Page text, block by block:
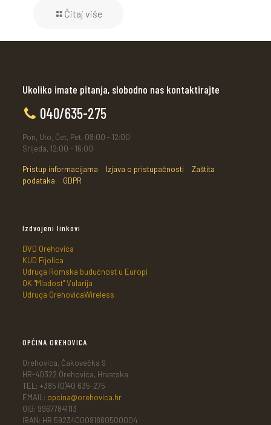
Čitaj više
Ukoliko imate pitanja, slobodno nas kontaktirajte
040/635-275
Pon, Uto, Čet, Pet, 08:00 - 12:00
Srijeda, 12:00 - 16:00
Pristup informacijama Izjava o pristupačnosti
Zaštita
podataka
GDPR
Izdvojeni linkovi
DVD Orehovica
KUD Fijolica
Udruga Romska budućnost u Europi
OK "Mladost" Vularija
Udruga OrehovicaWireless
OPĆINA OREHOVICA
Orehovica, Čakovečka 9
HR-40322 Orehovica, Hrvatska
TEL: +385 (0)40 635-275
EMAIL: opcina@orehovica.hr
OIB: 99677841113
IBAN: HR 5923400091860500004